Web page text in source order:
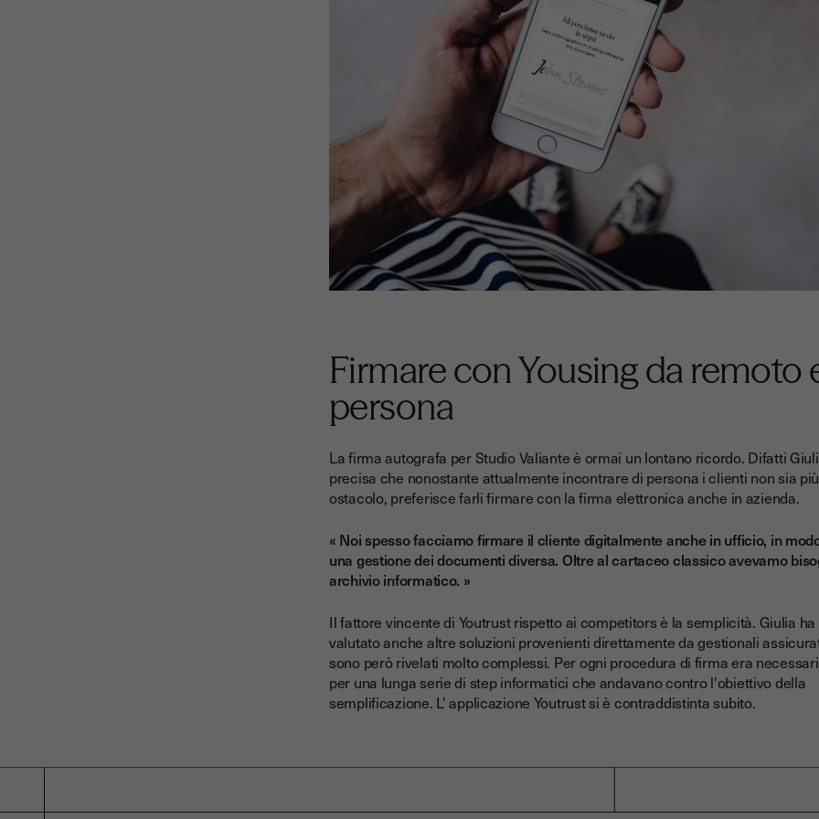
Firmare con Yousing da remoto
persona
La firma autografa per Studio Valiante è ormai un lontano ricordo. Difatti
precisa che nonostante attualmente incontrare di persona i clienti non sia
ostacolo, preferisce farli firmare con la firma elettronica anche in azienda.
« Noi spesso facciamo firmare il cliente digitalmente anche in ufficio, in
una gestione dei documenti diversa. Oltre al cartaceo classico avevamo
archivio informatico. »
Il fattore vincente di Youtrust rispetto ai competitors è la semplicità. Giulia
valutato anche altre soluzioni provenienti direttamente da gestionali
sono però rivelati molto complessi. Per ogni procedura di firma era
per una lunga serie di step informatici che andavano contro l'obiettivo della
semplificazione. L' applicazione Youtrust si è contraddistinta subito.